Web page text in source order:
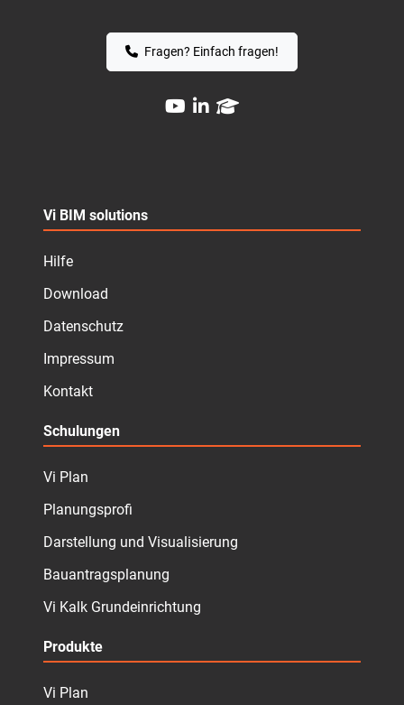
Fragen? Einfach fragen!
Vi BIM solutions
Hilfe
Download
Datenschutz
Impressum
Kontakt
Produkte
Vi Plan
Schulungen
Vi Plan
Planungsprofi
Darstellung und Visualisierung
Bauantragsplanung
Vi Kalk Grundeinrichtung